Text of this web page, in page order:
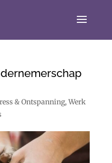
& Ontspanning, Werk